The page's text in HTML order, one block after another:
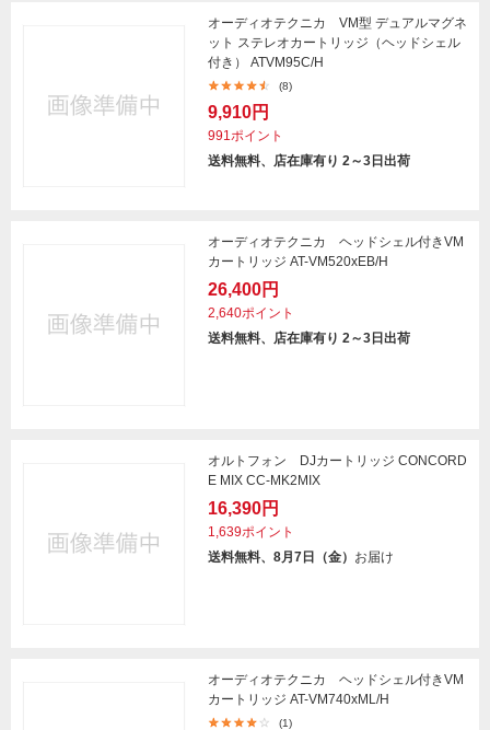
オーディオテクニカ VM型 デュアルマグネ
ット ステレオカートリッジ（ヘッドシェル
付き） ATVM95C/H
(8)
9,910円
991ポイント
送料無料、店在庫有り 2～3日出荷
オーディオテクニカ ヘッドシェル付きVM
カートリッジ AT-VM520xEB/H
26,400円
2,640ポイント
送料無料、店在庫有り 2～3日出荷
オルトフォン DJカートリッジ CONCORD
E MIX CC-MK2MIX
16,390円
1,639ポイント
送料無料、8月7日（金） お届け
オーディオテクニカ ヘッドシェル付きVM
カートリッジ AT-VM740xML/H
(1)